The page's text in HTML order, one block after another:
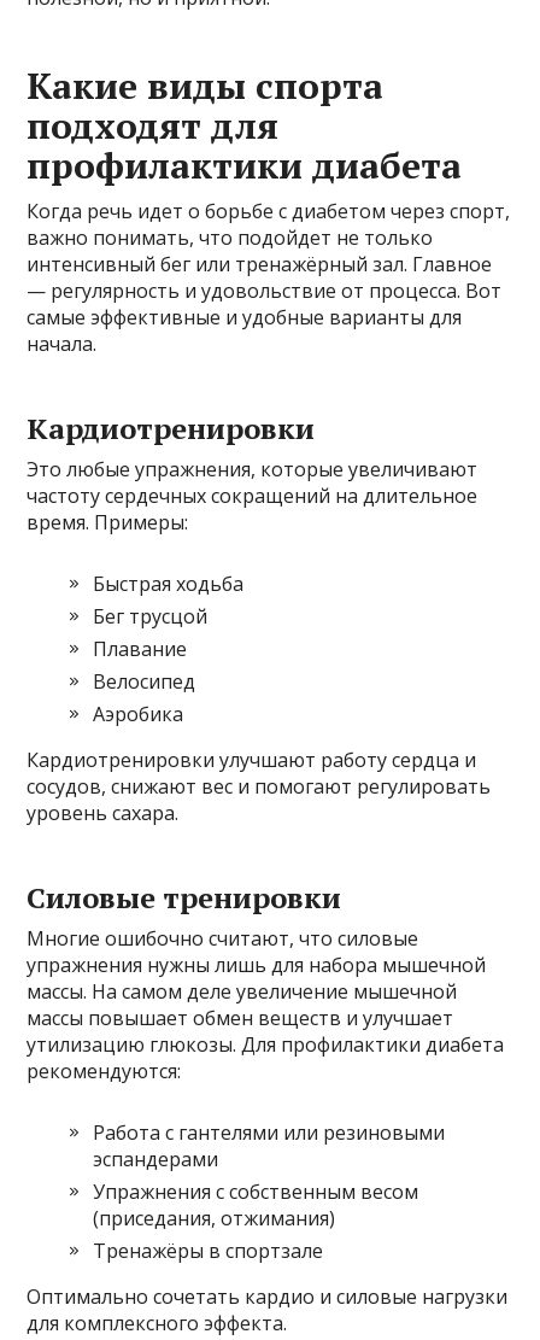
Какие виды спорта
подходят для
профилактики диабета
Когда речь идет о борьбе с диабетом через спорт,
важно понимать, что подойдет не только
интенсивный бег или тренажёрный зал. Главное
— регулярность и удовольствие от процесса. Вот
самые эффективные и удобные варианты для
начала.
Кардиотренировки
Это любые упражнения, которые увеличивают
частоту сердечных сокращений на длительное
время. Примеры:
Быстрая ходьба
Бег трусцой
Плавание
Велосипед
Аэробика
Кардиотренировки улучшают работу сердца и
сосудов, снижают вес и помогают регулировать
уровень сахара.
Силовые тренировки
Многие ошибочно считают, что силовые
упражнения нужны лишь для набора мышечной
массы. На самом деле увеличение мышечной
массы повышает обмен веществ и улучшает
утилизацию глюкозы. Для профилактики диабета
рекомендуются:
Работа с гантелями или резиновыми
эспандерами
Упражнения с собственным весом
(приседания, отжимания)
Тренажёры в спортзале
Оптимально сочетать кардио и силовые нагрузки
для комплексного эффекта.